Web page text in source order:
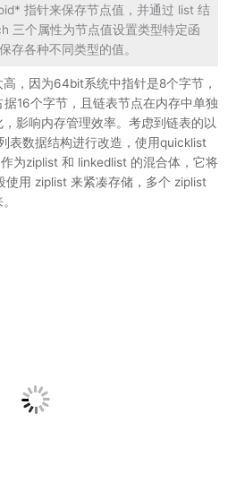
指针来保存节点值，并通过 list 结
三个属性为节点值设置类型特定函
存各种不同类型的值。
，因为64bit系统中指针是8个字节，
16个字节，且链表节点在内存中单独
影响内存管理效率。考虑到链表的以
表数据结构进行改造，使用quicklist
为ziplist 和 linkedlist 的混合体，它将
使用 ziplist 来紧凑存储，多个 ziplist